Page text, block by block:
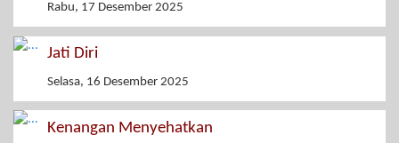
Rabu, 17 Desember 2025
Jati Diri
Selasa, 16 Desember 2025
Kenangan Menyehatkan